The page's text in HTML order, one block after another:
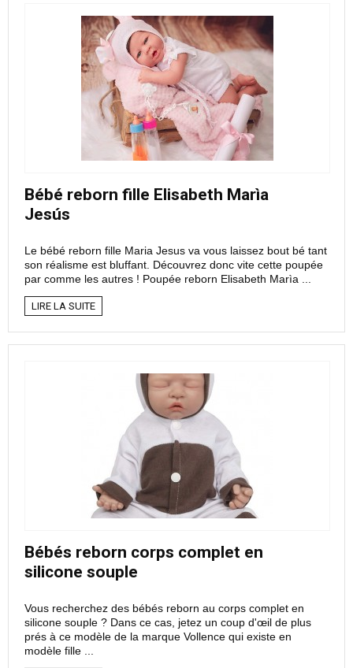
Bébé reborn fille Elisabeth Marìa
Jesús
Le bébé reborn fille Maria Jesus va vous laissez bout bé tant
son réalisme est bluffant. Découvrez donc vite cette poupée
par comme les autres ! Poupée reborn Elisabeth Marìa ...
LIRE LA SUITE
Bébés reborn corps complet en
silicone souple
Vous recherchez des bébés reborn au corps complet en
silicone souple ? Dans ce cas, jetez un coup d'œil de plus
prés à ce modèle de la marque Vollence qui existe en
modèle fille ...